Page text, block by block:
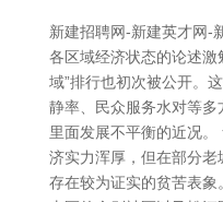
新建招聘网-新建英才网-
各区域经济状态的论述激
域”排行也初次被公开。
静率、民众服务水对等
里面发展不平衡的近况
济实力浑厚，但在部分
存在较为证实的贫苦表